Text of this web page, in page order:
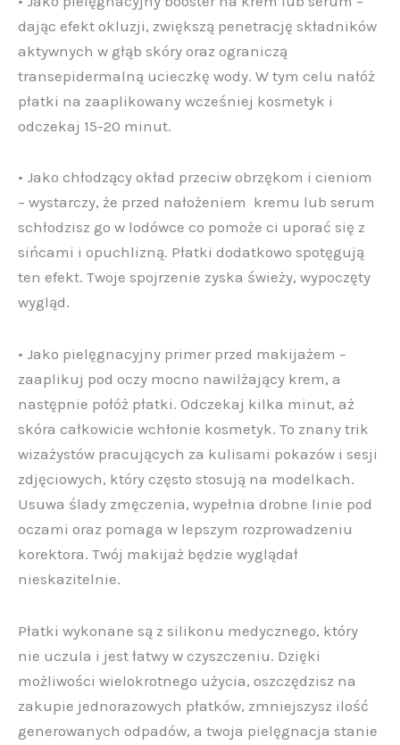
dając efekt okluzji, zwiększą penetrację składników
aktywnych w głąb skóry oraz ograniczą
transepidermalną ucieczkę wody. W tym celu nałóż
płatki na zaaplikowany wcześniej kosmetyk i
odczekaj 15-20 minut.
• Jako chłodzący okład przeciw obrzękom i cieniom
– wystarczy, że przed nałożeniem kremu lub serum
schłodzisz go w lodówce co pomoże ci uporać się z
sińcami i opuchlizną. Płatki dodatkowo spotęgują
ten efekt. Twoje spojrzenie zyska świeży, wypoczęty
wygląd.
• Jako pielęgnacyjny primer przed makijażem –
zaaplikuj pod oczy mocno nawilżający krem, a
następnie połóż płatki. Odczekaj kilka minut, aż
skóra całkowicie wchłonie kosmetyk. To znany trik
wizażystów pracujących za kulisami pokazów i sesji
zdjęciowych, który często stosują na modelkach.
Usuwa ślady zmęczenia, wypełnia drobne linie pod
oczami oraz pomaga w lepszym rozprowadzeniu
korektora. Twój makijaż będzie wyglądał
nieskazitelnie.
Płatki wykonane są z silikonu medycznego, który
nie uczula i jest łatwy w czyszczeniu. Dzięki
możliwości wielokrotnego użycia, oszczędzisz na
zakupie jednorazowych płatków, zmniejszysz ilość
generowanych odpadów, a twoja pielęgnacja stanie